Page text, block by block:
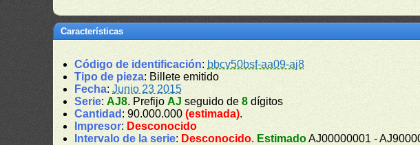
Características
Código de identificación: bbcv50bsf-aa09-aj8
Tipo de pieza: Billete emitido
Fecha:Junio 23 2015
Serie:AJ8. PrefijoAJ seguido de8 dígitos
Cantidad : 90.000.000(estimada).
Impresor: Desconocido
Intervalo de la serie: Desconocido. EstimadoAJ00000001 -